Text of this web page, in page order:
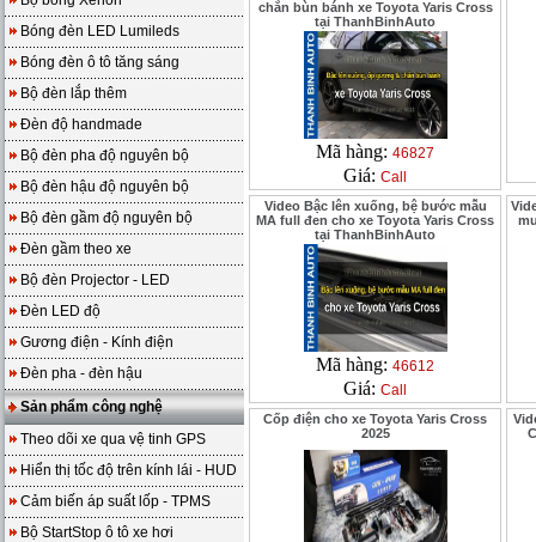
Bóng đèn LED Lumileds
Bóng đèn ô tô tăng sáng
Bộ đèn lắp thêm
Đèn độ handmade
Bộ đèn pha độ nguyên bộ
Bộ đèn hậu độ nguyên bộ
Bộ đèn gầm độ nguyên bộ
Đèn gầm theo xe
Bộ đèn Projector - LED
Đèn LED độ
Gương điện - Kính điện
Đèn pha - đèn hậu
Sản phẩm công nghệ
Theo dõi xe qua vệ tinh GPS
Hiển thị tốc độ trên kính lái - HUD
Cảm biến áp suất lốp - TPMS
Bộ StartStop ô tô xe hơi
chắn bùn bánh xe Toyota Yaris Cross
tại ThanhBinhAuto
Mã hàng: 46827
Giá: Call
Video Bậc lên xuống, bệ bước mẫu
MA full đen cho xe Toyota Yaris Cross
tại ThanhBinhAuto
Mã hàng: 46612
Giá: Call
Cốp điện cho xe Toyota Yaris Cross
2025